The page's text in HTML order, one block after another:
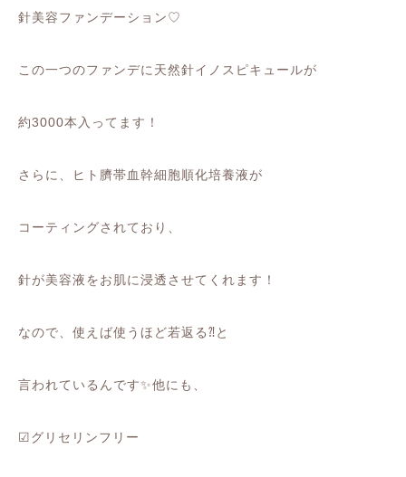
針美容ファンデーション♡
この一つのファンデに天然針イノスピキュールが
約3000本入ってます！
さらに、ヒト臍帯血幹細胞順化培養液が
コーティングされており、
針が美容液をお肌に浸透させてくれます！
なので、使えば使うほど若返る⁈と
言われているんです✨他にも、
☑︎グリセリンフリー